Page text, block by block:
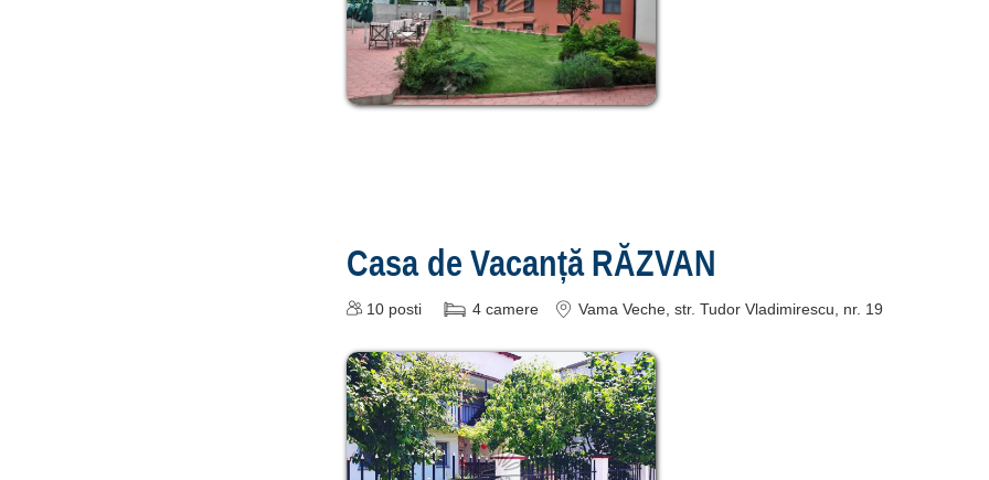
Casa de Vacanță RĂZVAN
10 posti 4 camere Vama Veche , str. Tudor Vladimirescu, nr. 19